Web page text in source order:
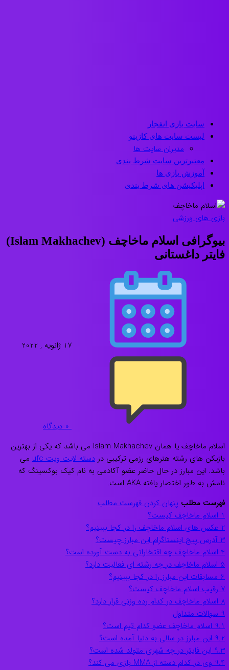
سایت بازی انفجار
لیست سایت های کازینو
مدیران سایت ها
معتبرترین سایت شرط بندی
آموزش بازی ها
اپلیکیشن های شرط بندی
بازی های ورزشی
بیوگرافی اسلام ماخاچف (Islam Makhachev)
فایتر داغستانی
17 ژانویه , 2022
0 دیدگاه
اسلام ماخاچف یا همان Islam Makhachev می باشد که یکی از بهترین
بازیکن های رشته هنرهای رزمی ترکیبی در دسته لایت ویت ufc
می
باشد. این مبارز در حال حاضر عضو آکادمی به نام کیک بوکسینگ که
نامش به طور اختصار یافته AKA است.
فهرست مطلب پنهان کردن فهرست مطلب
1 اسلام ماخاچف کیست؟
2 عکس های اسلام ماخاچف را در کجا ببینیم؟
3 آدرس پیج اینستاگرام این مبارز چیست؟
4 اسلام ماخاچف چه افتخاراتی به دست آورده است؟
5 اسلام ماخاچف در چه رشته ای فعالیت دارد؟
6 مسابقات این مبارز را در کجا ببینیم؟
7 رقیب اسلام ماخاچف کیست؟
8 اسلام ماخاچف در کدام رده وزنی قرار دارد؟
9 سوالات متداول
9.1 اسلام ماخاچف عضو کدام تیم است؟
9.2 این مبارز در سالی به دنیا آمده است؟
9.3 این فایتر در چه شهری متولد شده است؟
9.4 وی در کدام دسته از MMA بازی می کند؟